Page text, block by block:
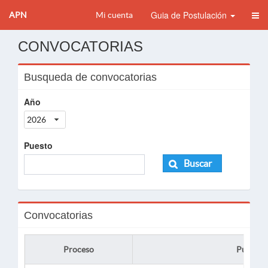
APN Mi cuenta Guia de Postulación
CONVOCATORIAS
Busqueda de convocatorias
Año
2026
Puesto
Buscar
Convocatorias
Proceso Puesto